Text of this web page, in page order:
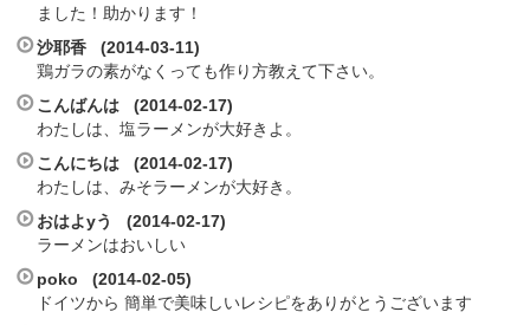
ました！助かります！
沙耶香 (2014-03-11)
鶏ガラの素がなくっても作り方教えて下さい。
こんばんは (2014-02-17)
わたしは、塩ラーメンが大好きよ。
こんにちは (2014-02-17)
わたしは、みそラーメンが大好き。
おはよyう (2014-02-17)
ラーメンはおいしい
poko (2014-02-05)
ドイツから 簡単で美味しいレシピをありがとうございます